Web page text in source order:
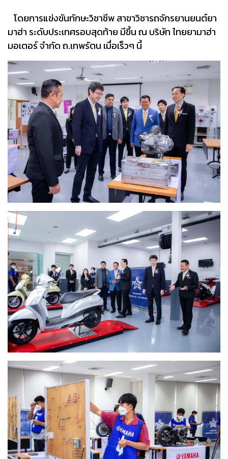
โดยการแข่งขันทักษะวิชาชีพ สาขาวิชารถจักรยานยนต์ยา
มาฮ่า ระดับประเทศรอบสุดท้าย มีขึ้น ณ บริษัท ไทยยามาฮ่า
มอเตอร์ จำกัด ถ.เทพรัตน เมื่อเร็วๆ นี้